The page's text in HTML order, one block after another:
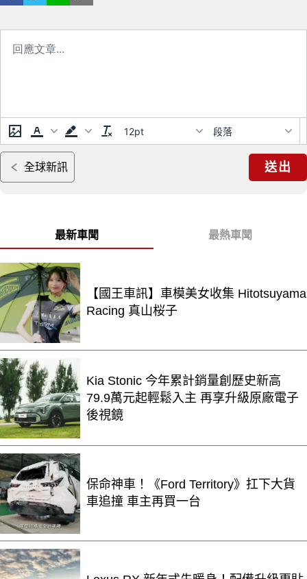
12pt 段落
全球新訊 送出
最新車聞 最熱車聞
【國王車訊】車模美女收集 Hitotsuyama
Racing 真山桜子
Kia Stonic 今年累計銷量創歷史新高
79.9萬元起輕鬆入主 再享升級原廠電子
後視鏡
保命神車！《Ford Territory》扛下大貨
車追撞 車主再買一台